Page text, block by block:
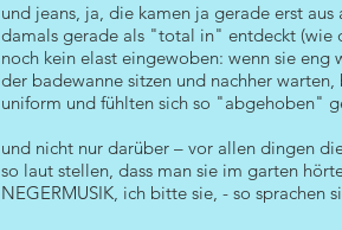
und jeans, ja, die kamen ja gerade erst
damals gerade als "total in" entdeckt (wie
noch kein elast eingewoben: wenn sie eng
der badewanne sitzen und nachher
uniform und fühlten sich so "abgehoben"
und nicht nur darüber – vor allen dingen
so laut stellen, dass man sie im garten
NEGERMUSIK, ich bitte sie, - so